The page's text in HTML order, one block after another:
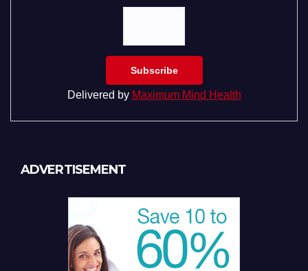
Delivered by Maximum Mind Health
ADVERTISEMENT